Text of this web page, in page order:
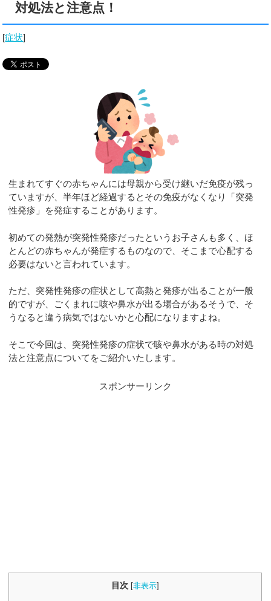
対処法と注意点！
[症状]
生まれてすぐの赤ちゃんには母親から受け継いだ免疫が残っ
ていますが、半年ほど経過するとその免疫がなくなり「突発
性発疹」を発症することがあります。
初めての発熱が突発性発疹だったというお子さんも多く、ほ
とんどの赤ちゃんが発症するものなので、そこまで心配する
必要はないと言われています。
ただ、突発性発疹の症状として高熱と発疹が出ることが一般
的ですが、ごくまれに咳や鼻水が出る場合があるそうで、そ
うなると違う病気ではないかと心配になりますよね。
そこで今回は、突発性発疹の症状で咳や鼻水がある時の対処
法と注意点についてをご紹介いたします。
スポンサーリンク
目次 [非表示]